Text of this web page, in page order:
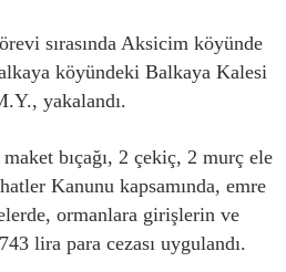
sırasında Aksicim köyünde
köyündeki Balkaya Kalesi
yakalandı.
bıçağı, 2 çekiç, 2 murç ele
Kanunu kapsamında, emre
ormanlara girişlerin ve
lira para cezası uygulandı.